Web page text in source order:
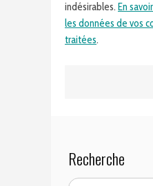
indésirables. En
les données de vos
traitées.
Recherche